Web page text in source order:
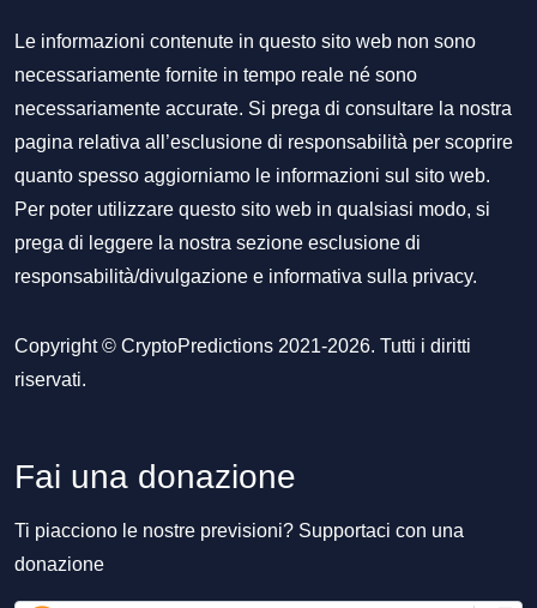
Le informazioni contenute in questo sito web non sono
necessariamente fornite in tempo reale né sono
necessariamente accurate. Si prega di consultare la nostra
pagina relativa all’esclusione di responsabilità per scoprire
quanto spesso aggiorniamo le informazioni sul sito web.
Per poter utilizzare questo sito web in qualsiasi modo, si
prega di leggere la nostra sezione esclusione di
responsabilità/divulgazione e informativa sulla privacy.
Copyright © CryptoPredictions 2021-2026. Tutti i diritti
riservati.
Fai una donazione
Ti piacciono le nostre previsioni? Supportaci con una
donazione